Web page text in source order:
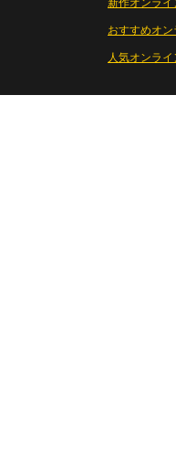
新作オンライ
おすすめオ
人気オンラ